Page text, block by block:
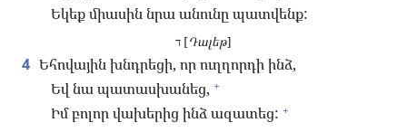
Եկեք միասին նրա անունը պատվենք:
ד [Դալեթ]
4 Եհովային խնդրեցի, որ ուղղորդի ինձ,
Եվ նա պատասխանեց, +
Իմ բոլոր վախերից ինձ ազատեց: +